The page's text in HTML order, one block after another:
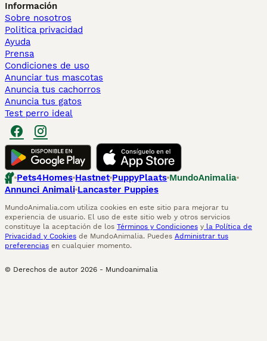
Información
Sobre nosotros
Politica privacidad
Ayuda
Prensa
Condiciones de uso
Anunciar tus mascotas
Anuncia tus cachorros
Anuncia tus gatos
Test perro ideal
Pets4Homes Hastnet PuppyPlaats MundoAnimalia
Annunci Animali Lancaster Puppies
MundoAnimalia.com utiliza cookies en este sitio para mejorar tu
experiencia de usuario. El uso de este sitio web y otros servicios
constituye la aceptación de los Términos y Condiciones y la Política de
Privacidad y Cookies de MundoAnimalia. Puedes Administrar tus
preferencias en cualquier momento.
© Derechos de autor 2026 - Mundoanimalia